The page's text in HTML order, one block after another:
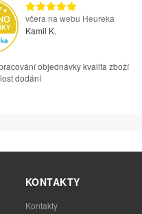
včera na webu Heureka
Kamil K.
objednávky kvalita zboží
dodání
KONTAKTY
Kontakty